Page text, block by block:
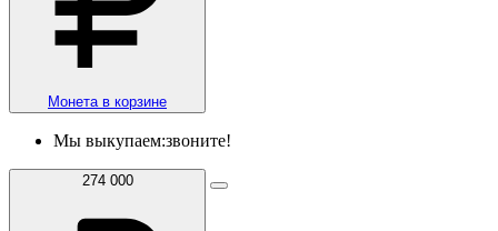
Монета в корзине
Мы выкупаем:звоните!
274 000